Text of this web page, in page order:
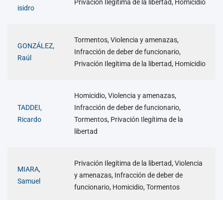
isidro
Privación Ilegítima de la libertad, Homicidio
GONZÁLEZ,
Raúl
Tormentos, Violencia y amenazas,
Infracción de deber de funcionario,
Privación Ilegítima de la libertad, Homicidio
TADDEI,
Ricardo
Homicidio, Violencia y amenazas,
Infracción de deber de funcionario,
Tormentos, Privación Ilegítima de la
libertad
MIARA,
Samuel
Privación Ilegítima de la libertad, Violencia
y amenazas, Infracción de deber de
funcionario, Homicidio, Tormentos